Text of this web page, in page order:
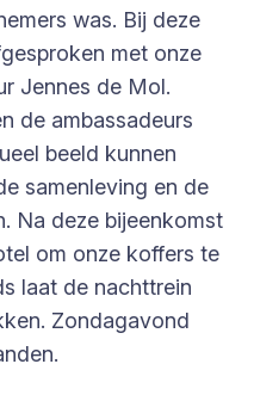
was. Bij deze
met onze
Jennes de Mol.
de ambassadeurs
beeld kunnen
samenleving en de
Na deze bijeenkomst
om onze koffers te
laat de nachttrein
Zondagavond